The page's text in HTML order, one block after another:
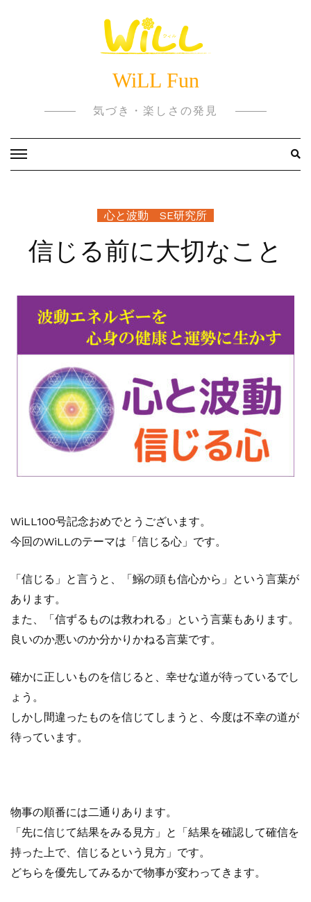
WiLL Fun
気づき・楽しさの発見
心と波動 SE研究所
信じる前に大切なこと
WiLL100号記念おめでとうございます。
今回のWiLLのテーマは「信じる心」です。
「信じる」と言うと、「鰯の頭も信心から」という言葉が
あります。
また、「信ずるものは救われる」という言葉もあります。
良いのか悪いのか分かりかねる言葉です。
確かに正しいものを信じると、幸せな道が待っているでし
ょう。
しかし間違ったものを信じてしまうと、今度は不幸の道が
待っています。
物事の順番には二通りあります。
「先に信じて結果をみる見方」と「結果を確認して確信を
持った上で、信じるという見方」です。
どちらを優先してみるかで物事が変わってきます。